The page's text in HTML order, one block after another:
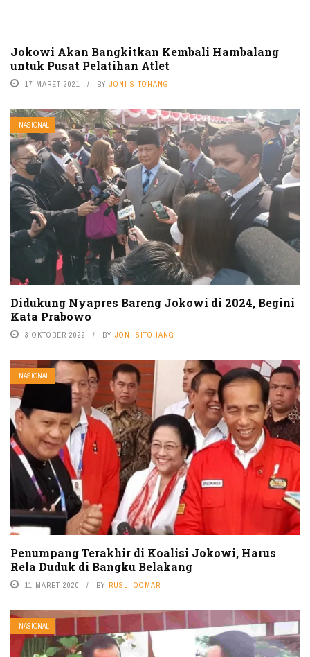
Jokowi Akan Bangkitkan Kembali Hambalang
untuk Pusat Pelatihan Atlet
17 MARET 2021 BY JONI SITOHANG
NASIONAL
Didukung Nyapres Bareng Jokowi di 2024, Begini
Kata Prabowo
3 OKTOBER 2022 BY JONI SITOHANG
NASIONAL
Penumpang Terakhir di Koalisi Jokowi, Harus
Rela Duduk di Bangku Belakang
11 MARET 2020 BY RUSLI QOMAR
NASIONAL